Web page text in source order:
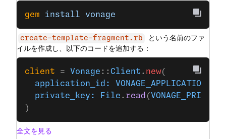
gem install vonage
create-template-fragment.rb
という名前のファ
イルを作成し、以下のコードを追加する：
client = Vonage ::Client . new(
  application_id:
VONAGE_APPLICATION_ID
  private_key:
File . read (
)
全文を見る